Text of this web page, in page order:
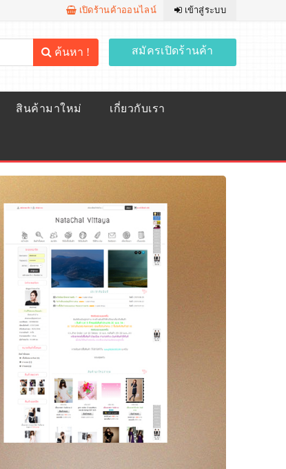
เปิดร้านค้าออนไลน์ เข้าสู่ระบบ
ค้นหา ! สมัครเปิดร้านค้า
สินค้ามาใหม่ เกี่ยวกับเรา